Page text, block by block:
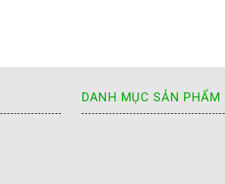
DANH MỤC SẢN PHẨM